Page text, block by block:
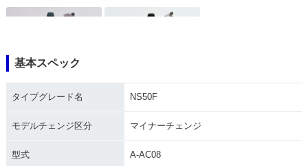
O・マイナーチェン
O・新登場
基本スペック
タイプグレード名 NS50F
モデルチェンジ区分 マイナーチェンジ
型式 A-AC08